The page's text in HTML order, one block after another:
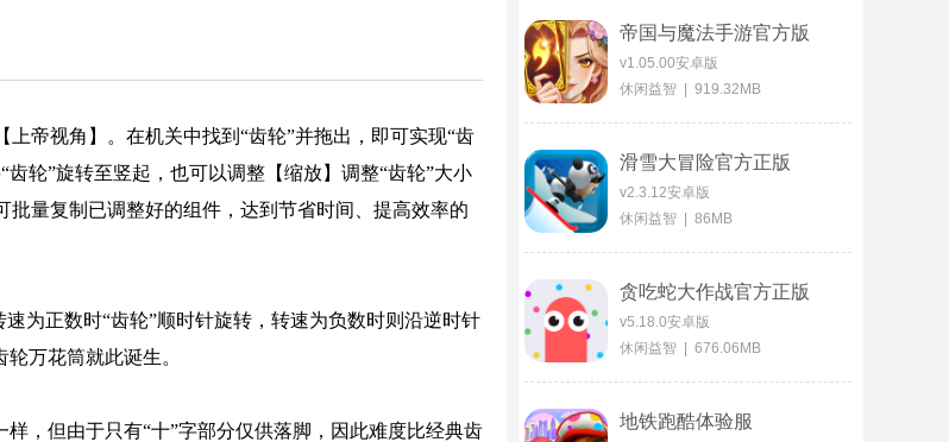
帝视角】。在机关中找到“齿轮”并拖出，即可实现“齿
轮”旋转至竖起，也可以调整【缩放】调整“齿轮”大小
量复制已调整好的组件，达到节省时间、提高效率的
为正数时“齿轮”顺时针旋转，转速为负数时则沿逆时针
万花筒就此诞生。
，但由于只有“十”字部分仅供落脚，因此难度比经典齿
帝国与魔法手游官方版
v1.05.00安卓版
休闲益智 | 919.32MB
滑雪大冒险官方正版
v2.3.12安卓版
休闲益智 | 86MB
贪吃蛇大作战官方正版
v5.18.0安卓版
休闲益智 | 676.06MB
地铁跑酷体验服